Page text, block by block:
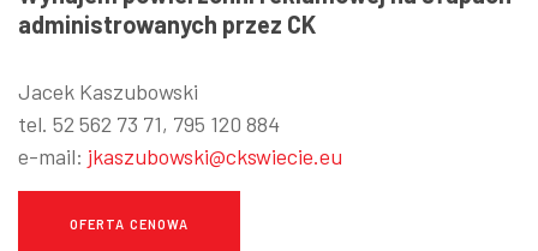
administrowanych przez CK
Jacek Kaszubowski
tel. 52 562 73 71, 795 120 884
e-mail: jkaszubowski@ckswiecie.eu
OFERTA CENOWA